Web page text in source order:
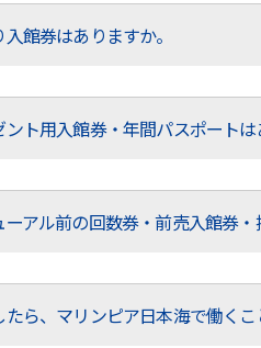
館券はありますか。
ント用入館券・年間パスポートは
ーアル前の回数券・前売入館券・
たら、マリンピア日本海で働くこ